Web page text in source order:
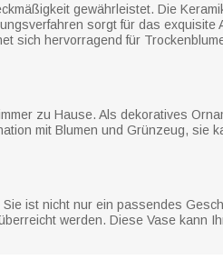
gewährleistet. Die
sorgt für das exquisite
sich hervorragend für
zu Hause. Als dekoratives
mit Blumen und Grünzeug, sie
ist nicht nur ein passendes
werden. Diese Vase kann